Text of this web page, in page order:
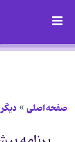
صفحه اصلی